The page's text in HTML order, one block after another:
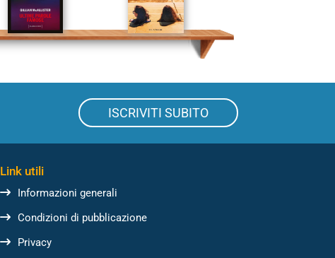
ISCRIVITI SUBITO
Link utili
Informazioni generali
Condizioni di pubblicazione
Privacy